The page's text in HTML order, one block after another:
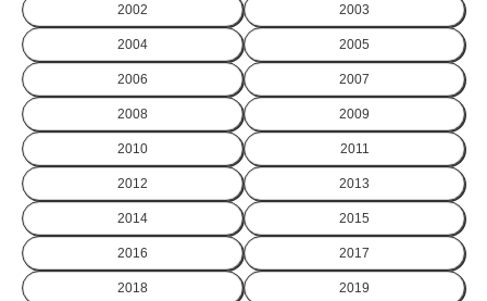
2002 2003
2004 2005
2006 2007
2008 2009
2010 2011
2012 2013
2014 2015
2016 2017
2018 2019